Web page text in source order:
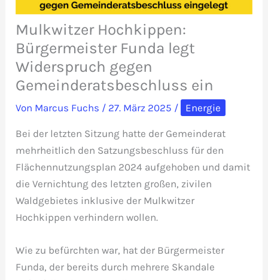
Mulkwitzer Hochkippen:
Bürgermeister Funda legt
Widerspruch gegen
Gemeinderatsbeschluss ein
Von Marcus Fuchs / 27. März 2025 / Energie
Bei der letzten Sitzung hatte der Gemeinderat
mehrheitlich den Satzungsbeschluss für den
Flächennutzungsplan 2024 aufgehoben und damit
die Vernichtung des letzten großen, zivilen
Waldgebietes inklusive der Mulkwitzer
Hochkippen verhindern wollen.
Wie zu befürchten war, hat der Bürgermeister
Funda, der bereits durch mehrere Skandale